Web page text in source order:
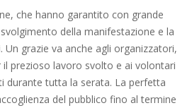
che hanno garantito con grande
della manifestazione e la
Un grazie va anche agli organizzatori,
il prezioso lavoro svolto e ai volontari
durante tutta la serata. La perfetta
del pubblico fino al termine